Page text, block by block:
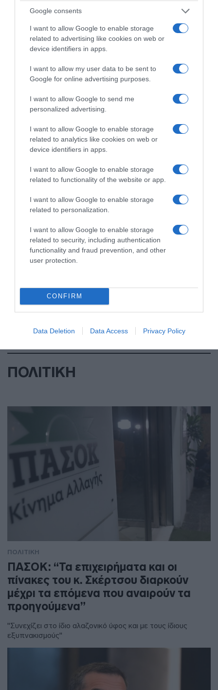
Google consents
I want to allow Google to enable storage
related to advertising like cookies on web or
device identifiers in apps.
I want to allow my user data to be sent to
Google for online advertising purposes.
I want to allow Google to send me
personalized advertising.
I want to allow Google to enable storage
related to analytics like cookies on web or
device identifiers in apps.
I want to allow Google to enable storage
related to functionality of the website or app.
I want to allow Google to enable storage
related to personalization.
I want to allow Google to enable storage
related to security, including authentication
functionality and fraud prevention, and other
user protection.
CONFIRM
Data Deletion Data Access Privacy Policy
ΣΧΟΛΙΑ
ΠΟΛΙΤΙΚΗ
ΠΟΛΙΤΙΚΗ
ΠΑΣΟΚ: “Τα επιχειρήματα και οι
πίνακες του κ. Σκέρτσου διαρκούν
μέχρι τα επόμενα που αναιρούν τα
προηγούμενα”
"Συνεχίζει στο ίδιο αλαζονικό ύφος και με τους ίδιους
εξυπνακισμούς"